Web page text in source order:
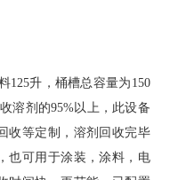
125升，桶槽总容量为150
溶剂的95%以上，此设备
收等定制，溶剂回收完毕
也可用于涂装，涂料，电